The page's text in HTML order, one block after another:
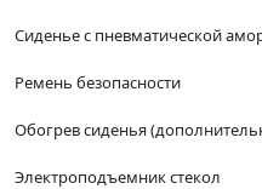
Сиденье с пневматической
Ремень безопасности
Обогрев сиденья
Электроподъемник стекол